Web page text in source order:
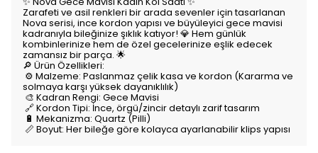
Zarafeti ve asil renkleri bir arada sevenler için tasarlanan
Nova serisi, ince kordon yapısı ve büyüleyici gece mavisi
kadranıyla bileğinize şıklık katıyor! 💎 Hem günlük
kombinlerinize hem de özel gecelerinize eşlik edecek
zamansız bir parça. 🌟
🔎 Ürün Özellikleri:
⚙️ Malzeme: Paslanmaz çelik kasa ve kordon (Kararma ve
solmaya karşı yüksek dayanıklılık)
🎨 Kadran Rengi: Gece Mavisi
🔗 Kordon Tipi: İnce, örgü/zincir detaylı zarif tasarım
🔋 Mekanizma: Quartz (Pilli)
📏 Boyut: Her bileğe göre kolayca ayarlanabilir klips yapısı